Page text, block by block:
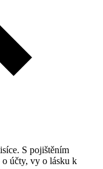
S pojištěním
o účty, vy o lásku k